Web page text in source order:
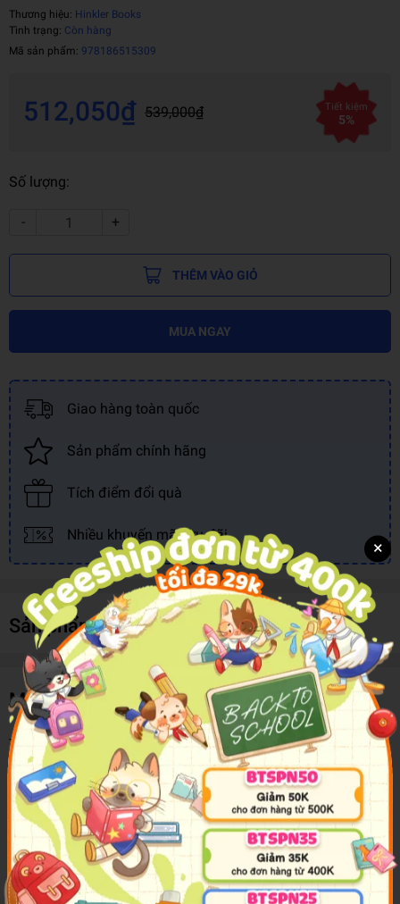
Thương hiệu: Hinkler Books
Tình trạng: Còn hàng
Mã sản phẩm: 978186515309
512,050₫ 539,000₫ Tiết kiệm
5%
Số lượng:
- +
THÊM VÀO GIỎ
MUA NGAY
Giao hàng toàn quốc
Sản phẩm chính hãng
Tích điểm đổi quà
Nhiều khuyến mãi, ưu đãi
Sản phẩm cùng loại
Mô tả sản phẩm
This Kaleidoscope Ultimate Neon Colouring Carry Case is
an electrifying visual experience for all ages!
This dazzling kit contains 3 colouring books with over 90
images, featuring majestic unicorns, exotic birds and mind-
bending patterns that are waiting to become brilliantly bright.
With 6 neon markers, 8 coloured markers and 8 coloured
pencils all in one handy case, this is the ultimate colouring
experience.
×